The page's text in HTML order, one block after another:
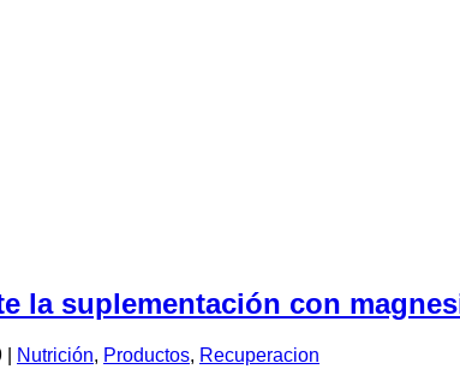
la suplementación con
Nutrición, Productos, Recuperacion